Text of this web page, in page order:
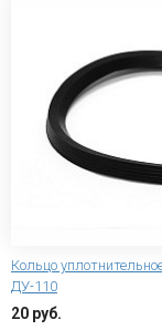
Кольцо
ДУ-110
20 руб.